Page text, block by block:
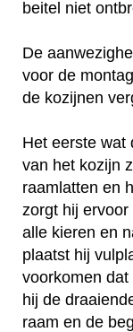
beitel niet
De
voor de
de kozijnen
Het eerste wat
van het kozijn
raamlatten en
zorgt hij
alle kieren en
plaatst hij
voorkomen
hij de
raam en de